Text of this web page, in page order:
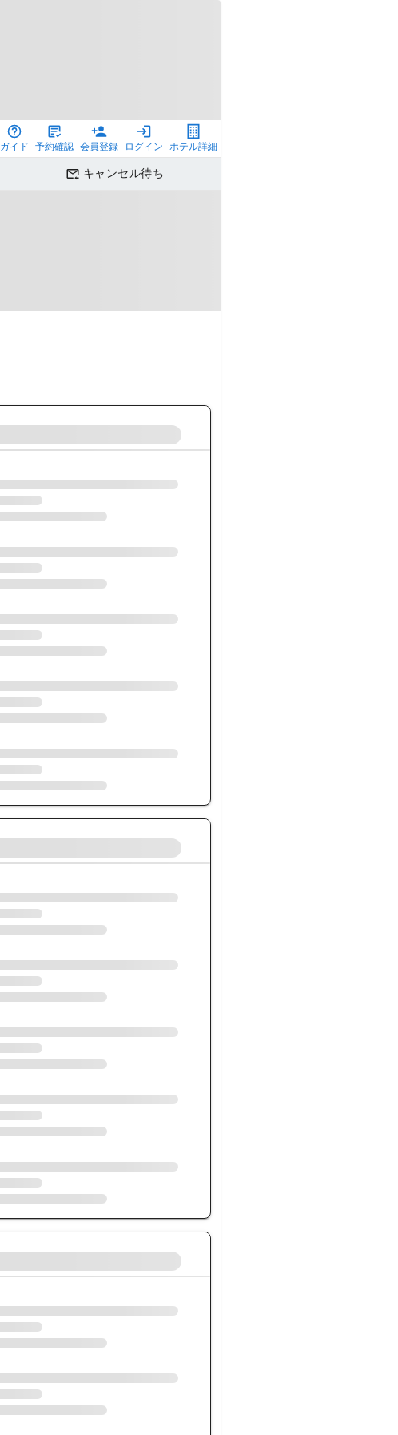
ホテル詳細
ログイン
会員登録
予約確認
ガイド
キャンセル待ち